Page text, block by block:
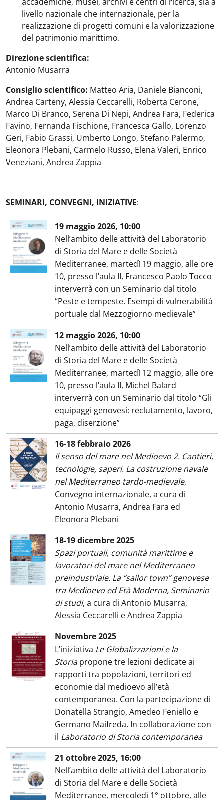
livello nazionale che internazionale, per la
realizzazione di progetti comuni e la valorizzazione
del patrimonio marittimo.
Direzione scientifica:
Antonio Musarra
Consiglio scientifico: Matteo Aria, Daniele Bianconi,
Andrea Carteny, Alessia Ceccarelli, Roberta Cerone,
Marco Di Branco, Serena Di Nepi, Andrea Fara, Federica
Favino, Fernanda Fischione, Francesca Gallo, Lorenzo
Geri, Fabio Grassi, Umberto Longo, Stefano Palermo,
Eleonora Plebani, Carmelo Russo, Elena Valeri, Enrico
Veneziani, Andrea Zappia
SEMINARI, CONVEGNI, INIZIATIVE:
19 maggio 2026, 10:00
Nell’ambito delle attività del Laboratorio
di Storia del Mare e delle Società
Mediterranee, martedì 19 maggio, alle ore
10, presso l’aula II, Francesco Paolo Tocco
interverrà con un Seminario dal titolo
“Peste e tempeste. Esempi di vulnerabilità
portuale dal Mezzogiorno medievale”
12 maggio 2026, 10:00
Nell’ambito delle attività del Laboratorio
di Storia del Mare e delle Società
Mediterranee, martedì 12 maggio, alle ore
10, presso l’aula II, Michel Balard
interverrà con un Seminario dal titolo “Gli
equipaggi genovesi: reclutamento, lavoro,
paga, diserzione”
16-18 febbraio 2026
Il senso del mare nel Medioevo 2. Cantieri,
tecnologie, saperi. La costruzione navale
nel Mediterraneo tardo-medievale,
Convegno internazionale, a cura di
Antonio Musarra, Andrea Fara ed
Eleonora Plebani
18-19 dicembre 2025
Spazi portuali, comunità marittime e
lavoratori del mare nel Mediterraneo
preindustriale. La “sailor town” genovese
tra Medioevo ed Età Moderna, Seminario
di studi, a cura di Antonio Musarra,
Alessia Ceccarelli e Andrea Zappia
Novembre 2025
L’iniziativa Le Globalizzazioni e la
Storiapropone tre lezioni dedicate ai
rapporti tra popolazioni, territori ed
economie dal medioevo all’età
contemporanea. Con la partecipazione di
Donatella Strangio, Amedeo Feniello e
Germano Maifreda. In collaborazione con
il Laboratorio di Storia contemporanea
21 ottobre 2025, 16:00
Nell’ambito delle attività del Laboratorio
di Storia del Mare e delle Società
Mediterranee, mercoledì 1° ottobre, alle